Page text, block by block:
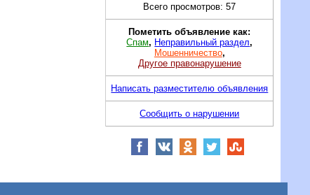
Всего просмотров: 57
Пометить объявление как:
Спам, Неправильный раздел,
Мошенничество,
Другое правонарушение
Написать разместителю объявления
Сообщить о нарушении